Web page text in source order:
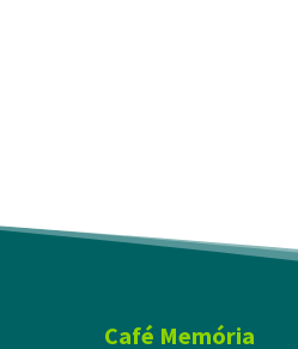
Café Memória